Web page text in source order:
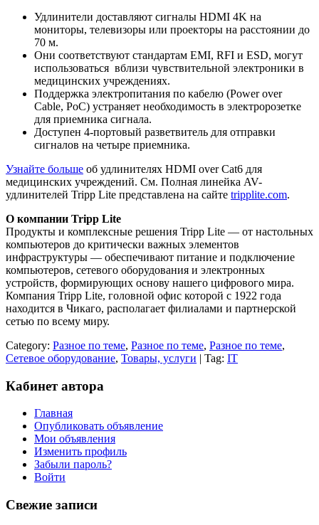
Удлинители доставляют сигналы HDMI 4K на
мониторы, телевизоры или проекторы на расстоянии до
70 м.
Они соответствуют стандартам EMI, RFI и ESD, могут
использоваться вблизи чувствительной электроники в
медицинских учреждениях.
Поддержка электропитания по кабелю (Power over
Cable, PoC) устраняет необходимость в электророзетке
для приемника сигнала.
Доступен 4-портовый разветвитель для отправки
сигналов на четыре приемника.
Узнайте больше об удлинителях HDMI over Cat6 для
медицинских учреждений. См. Полная линейка AV-
удлинителей Tripp Lite представлена на сайте tripplite.com.
О компании Tripp Lite
Продукты и комплексные решения Tripp Lite — от настольных
компьютеров до критически важных элементов
инфраструктуры — обеспечивают питание и подключение
компьютеров, сетевого оборудования и электронных
устройств, формирующих основу нашего цифрового мира.
Компания Tripp Lite, головной офис которой с 1922 года
находится в Чикаго, располагает филиалами и партнерской
сетью по всему миру.
Category: Разное по теме, Разное по теме, Разное по теме,
Сетевое оборудование, Товары, услуги | Tag: IT
Кабинет автора
Главная
Опубликовать объявление
Мои объявления
Изменить профиль
Забыли пароль?
Войти
Свежие записи